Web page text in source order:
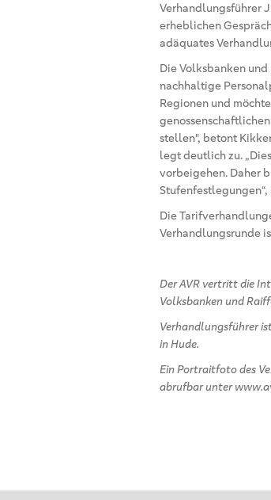
Verhandlungsführer
erheblichen
adäquates
Die Volksbanken
nachhaltige
Regionen und
stellen", betont
legt deutlich zu.
vorbeigehen. Daher
Die
Verhandlungsrunde
Der AVR vertritt die
Volksbanken und
Verhandlungsführer
in Hude.
Ein Portraitfoto des
abrufbar unter